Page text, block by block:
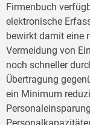
Firmenbuch
elektronische
bewirkt damit eine
Vermeidung von
noch schneller
Übertragung
ein Minimum